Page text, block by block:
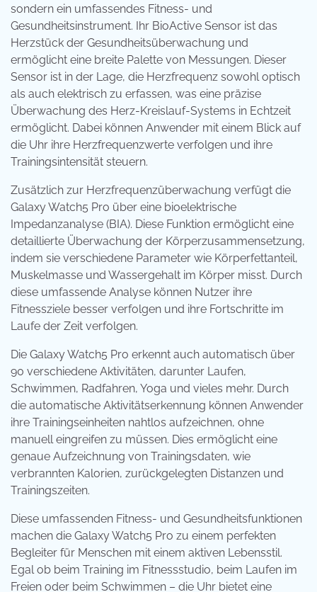
sondern ein umfassendes Fitness- und
Gesundheitsinstrument. Ihr BioActive Sensor ist das
Herzstück der Gesundheitsüberwachung und
ermöglicht eine breite Palette von Messungen. Dieser
Sensor ist in der Lage, die Herzfrequenz sowohl optisch
als auch elektrisch zu erfassen, was eine präzise
Überwachung des Herz-Kreislauf-Systems in Echtzeit
ermöglicht. Dabei können Anwender mit einem Blick auf
die Uhr ihre Herzfrequenzwerte verfolgen und ihre
Trainingsintensität steuern.
Zusätzlich zur Herzfrequenzüberwachung verfügt die
Galaxy Watch5 Pro über eine bioelektrische
Impedanzanalyse (BIA). Diese Funktion ermöglicht eine
detaillierte Überwachung der Körperzusammensetzung,
indem sie verschiedene Parameter wie Körperfettanteil,
Muskelmasse und Wassergehalt im Körper misst. Durch
diese umfassende Analyse können Nutzer ihre
Fitnessziele besser verfolgen und ihre Fortschritte im
Laufe der Zeit verfolgen.
Die Galaxy Watch5 Pro erkennt auch automatisch über
90 verschiedene Aktivitäten, darunter Laufen,
Schwimmen, Radfahren, Yoga und vieles mehr. Durch
die automatische Aktivitätserkennung können Anwender
ihre Trainingseinheiten nahtlos aufzeichnen, ohne
manuell eingreifen zu müssen. Dies ermöglicht eine
genaue Aufzeichnung von Trainingsdaten, wie
verbrannten Kalorien, zurückgelegten Distanzen und
Trainingszeiten.
Diese umfassenden Fitness- und Gesundheitsfunktionen
machen die Galaxy Watch5 Pro zu einem perfekten
Begleiter für Menschen mit einem aktiven Lebensstil.
Egal ob beim Training im Fitnessstudio, beim Laufen im
Freien oder beim Schwimmen – die Uhr bietet eine